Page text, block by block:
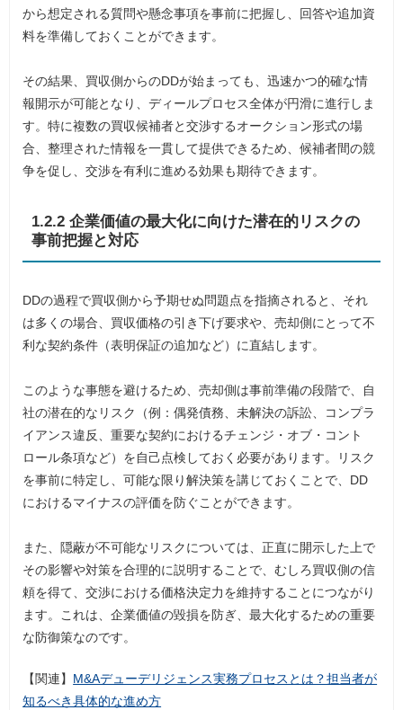
から想定される質問や懸念事項を事前に把握し、回答や追加資
料を準備しておくことができます。
その結果、買収側からのDDが始まっても、迅速かつ的確な情
報開示が可能となり、ディールプロセス全体が円滑に進行しま
す。特に複数の買収候補者と交渉するオークション形式の場
合、整理された情報を一貫して提供できるため、候補者間の競
争を促し、交渉を有利に進める効果も期待できます。
1.2.2 企業価値の最大化に向けた潜在的リスクの
事前把握と対応
DDの過程で買収側から予期せぬ問題点を指摘されると、それ
は多くの場合、買収価格の引き下げ要求や、売却側にとって不
利な契約条件（表明保証の追加など）に直結します。
このような事態を避けるため、売却側は事前準備の段階で、自
社の潜在的なリスク（例：偶発債務、未解決の訴訟、コンプラ
イアンス違反、重要な契約におけるチェンジ・オブ・コント
ロール条項など）を自己点検しておく必要があります。リスク
を事前に特定し、可能な限り解決策を講じておくことで、DD
におけるマイナスの評価を防ぐことができます。
また、隠蔽が不可能なリスクについては、正直に開示した上で
その影響や対策を合理的に説明することで、むしろ買収側の信
頼を得て、交渉における価格決定力を維持することにつながり
ます。これは、企業価値の毀損を防ぎ、最大化するための重要
な防御策なのです。
【関連】 M&Aデューデリジェンス実務プロセスとは？担当者が
知るべき具体的な進め方